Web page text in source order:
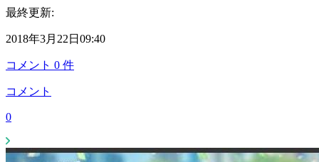
最終更新:
2018年3月22日09:40
コメント 0 件
コメント
0